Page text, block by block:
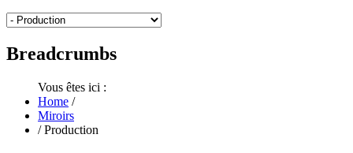
Breadcrumbs
Vous êtes ici :
Home /
Miroirs
/ Production